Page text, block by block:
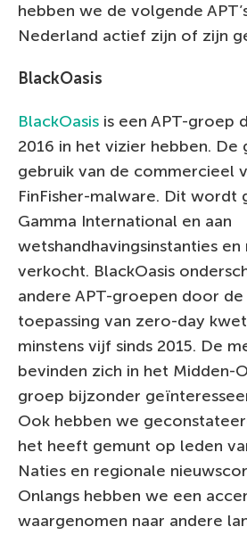
hebben we de volgende
Nederland actief zijn of zijn
BlackOasis
BlackOasis is een APT-groep
2016 in het vizier hebben. De
gebruik van de commercieel
FinFisher-malware. Dit wordt
Gamma International en aan
wetshandhavingsinstanties
verkocht. BlackOasis
andere APT-groepen door
toepassing van zero-day
minstens vijf sinds 2015. De
bevinden zich in het Midden-
groep bijzonder
Ook hebben we
het heeft gemunt op leden
Naties en regionale
Onlangs hebben we een
waargenomen naar andere